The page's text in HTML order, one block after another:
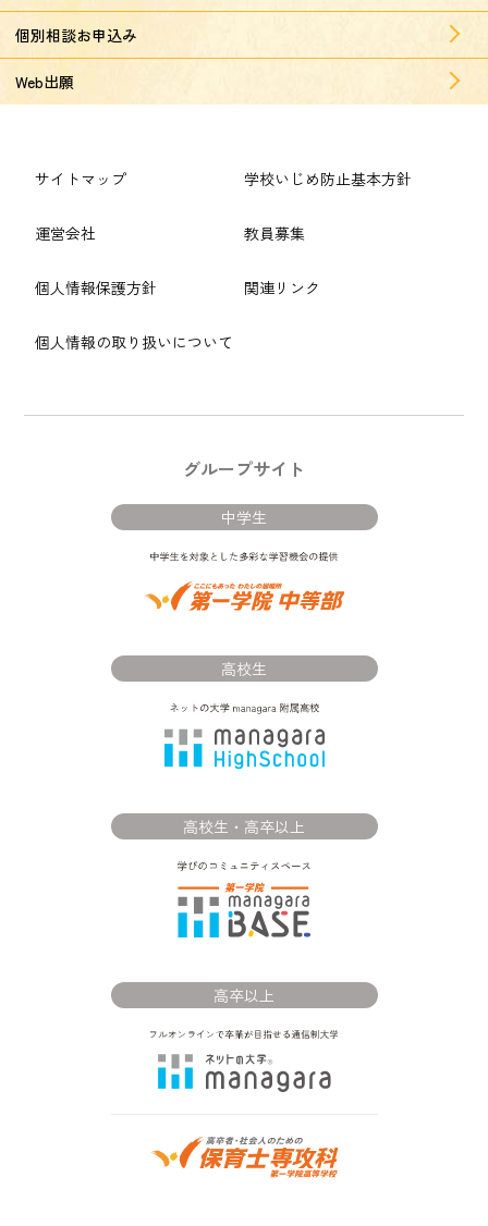
個別相談お申込み
Web出願
サイトマップ
運営会社
個人情報保護方針
個人情報の取り扱いについて
学校いじめ防止基本方針
教員募集
関連リンク
グループサイト
中学生
高校生
高校生・高卒以上
高卒以上